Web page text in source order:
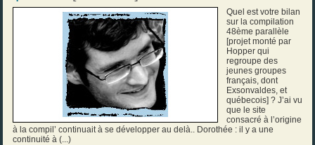
Quel est votre bilan
sur la compilation
48ème parallèle
[projet monté par
Hopper qui
regroupe des
jeunes groupes
français, dont
Exsonvaldes, et
québecois] ? J’ai vu
que le site
consacré à l’origine
à la compil’ continuait à se développer au delà.. Dorothée : il y a une
continuité à (...)